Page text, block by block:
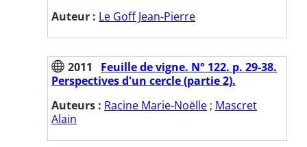
Auteur : Le Goff Jean-Pierre
2011
Feuille de vigne. N° 122. p. 29-38.
Perspectives d'un cercle (partie 2).
Auteurs : Racine Marie-Noëlle ; Mascret
Alain